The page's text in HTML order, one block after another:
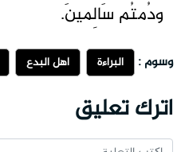
ودُمتُم سَالِمينَ.
وسوم : البراءة أهل البدع
اترك تعليق